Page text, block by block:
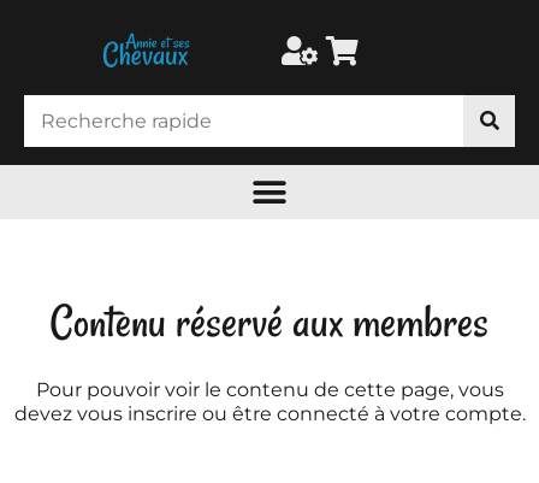
Contenu réservé aux membres
Pour pouvoir voir le contenu de cette page, vous
devez vous inscrire ou être connecté à votre compte.